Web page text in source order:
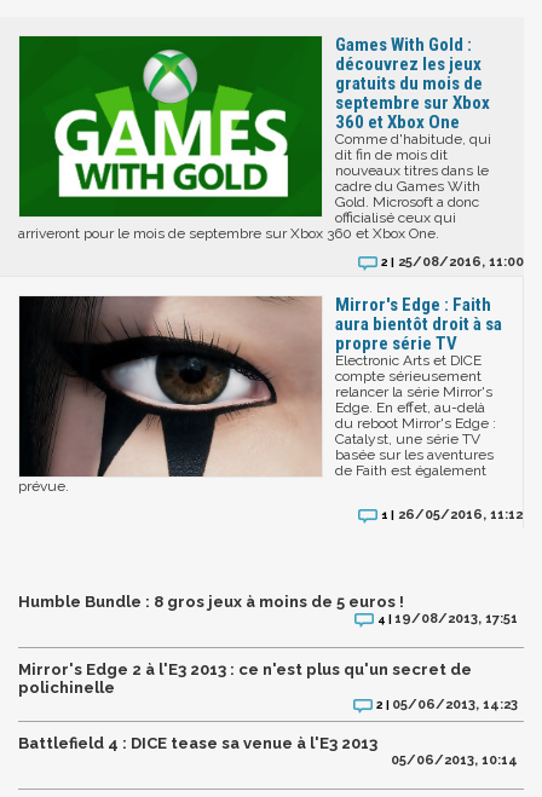
Games With Gold :
découvrez les jeux
gratuits du mois de
septembre sur Xbox
360 et Xbox One
Comme d'habitude, qui
dit fin de mois dit
nouveaux titres dans le
cadre du Games With
Gold. Microsoft a donc
officialisé ceux qui
arriveront pour le mois de septembre sur Xbox 360 et Xbox One.
2 | 25/08/2016, 11:00
Mirror's Edge : Faith
aura bientôt droit à sa
propre série TV
Electronic Arts et DICE
compte sérieusement
relancer la série Mirror's
Edge. En effet, au-delà
du reboot Mirror's Edge :
Catalyst, une série TV
basée sur les aventures
de Faith est également
prévue.
1 | 26/05/2016, 11:12
Humble Bundle : 8 gros jeux à moins de 5 euros !
4 |19/08/2013, 17:51
Mirror's Edge 2 à l'E3 2013 : ce n'est plus qu'un secret de
polichinelle
2 | 05/06/2013, 14:23
Battlefield 4 : DICE tease sa venue à l'E3 2013
05/06/2013, 10:14